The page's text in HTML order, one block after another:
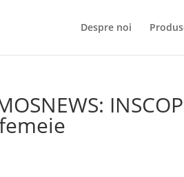
Despre noi